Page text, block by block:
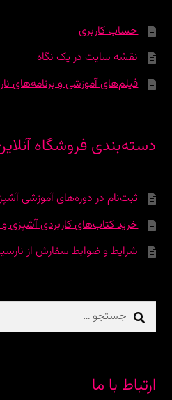
حساب کاربری
نقشه سایت در یک نگاه
فیلم‌های آموزشی و برنامه‌های
دسته‌بندی فروشگاه
ثبت‌نام در دوره‌‌های آموزشی
خرید کتاب‌های کاربردی آشپزی
شرایط و ضوابط سفارش از
جستجو
برای:
ارتباط با ما